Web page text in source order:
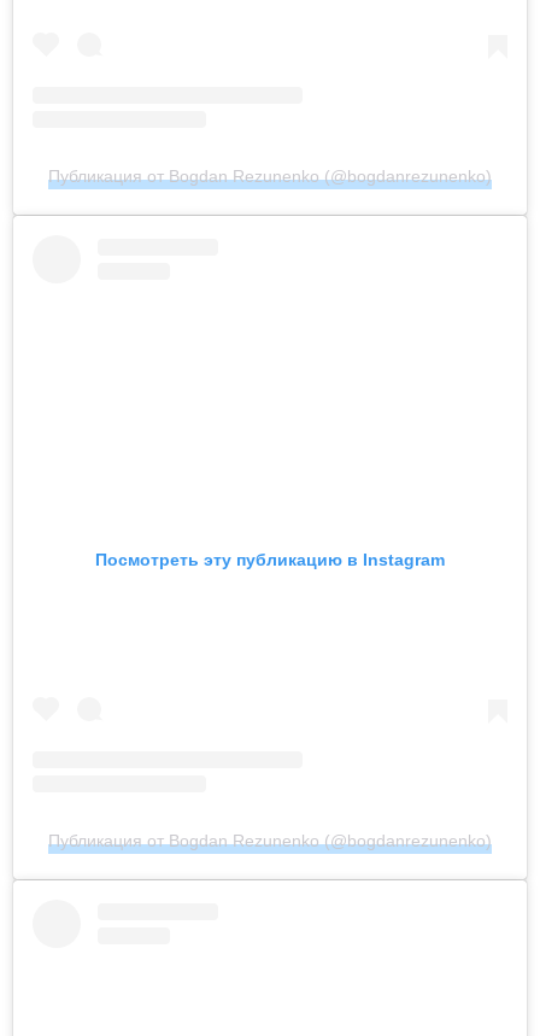
Публикация от Bogdan Rezunenko (@bogdanrezunenko)
Посмотреть эту публикацию в Instagram
Публикация от Bogdan Rezunenko (@bogdanrezunenko)